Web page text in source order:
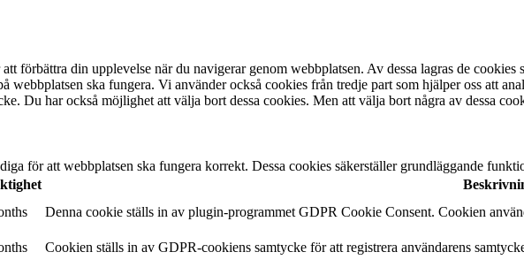
förbättra din upplevelse när du navigerar genom webbplatsen. Av dessa lagras de
webbplatsen ska fungera. Vi använder också cookies från tredje part som hjälper oss att
Du har också möjlighet att välja bort dessa cookies. Men att välja bort några av dessa
för att webbplatsen ska fungera korrekt. Dessa cookies säkerställer grundläggande
Denna cookie ställs in av plugin-programmet GDPR Cookie Consent. Cookien
Cookien ställs in av GDPR-cookiens samtycke för att registrera användarens